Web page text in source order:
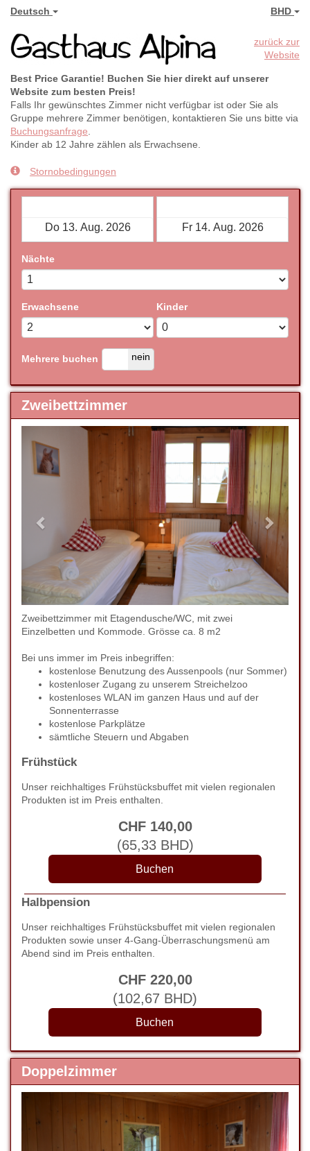
Deutsch BHD
zurück zur
Website
Best Price Garantie! Buchen Sie hier direkt auf unserer
Website zum besten Preis!
Falls Ihr gewünschtes Zimmer nicht verfügbar ist oder Sie als
Gruppe mehrere Zimmer benötigen, kontaktieren Sie uns bitte via
Buchungsanfrage
Kinder ab 12 Jahre zählen als Erwachsene.
Stornobedingungen
Nächte
Erwachsene Kinder
Mehrere buchen
ja nein
Zweibettzimmer
Previous
Next
Zweibettzimmer mit Etagendusche/WC, mit zwei
Einzelbetten und Kommode. Grösse ca. 8 m2
Bei uns immer im Preis inbegriffen:
kostenlose Benutzung des Aussenpools (nur Sommer)
kostenloser Zugang zu unserem Streichelzoo
kostenloses WLAN im ganzen Haus und auf der
Sonnenterrasse
kostenlose Parkplätze
sämtliche Steuern und Abgaben
Frühstück
Unser reichhaltiges Frühstücksbuffet mit vielen regionalen
Produkten ist im Preis enthalten.
CHF 140,00
(65,33BHD)
Halbpension
Unser reichhaltiges Frühstücksbuffet mit vielen regionalen
Produkten sowie unser 4-Gang-Überraschungsmenü am
Abend sind im Preis enthalten.
CHF 220,00
(102,67 BHD)
Doppelzimmer
Next